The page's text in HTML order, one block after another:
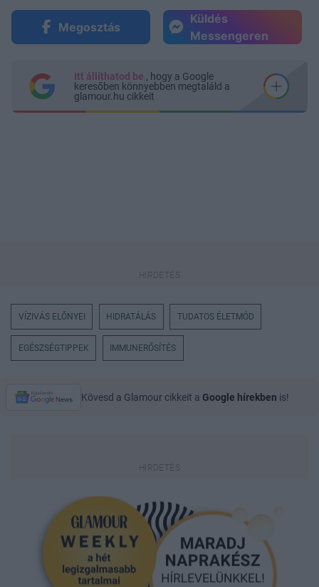
Megosztás
Küldés
Messengeren
Itt állíthatod be , hogy a Google
keresőben könnyebben megtaláld a
glamour.hu cikkeit
VÍZIVÁS ELŐNYEI HIDRATÁLÁS TUDATOS ÉLETMÓD
EGÉSZSÉGTIPPEK IMMUNERŐSÍTÉS
Kövesd a Glamour cikkeit a Google hírekben is!